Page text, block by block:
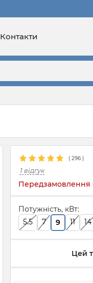
Контакти
( 296 )
1 відгук
Передзамовлення
Потужність, кВт:
5.5
7 9 11 14
Цей